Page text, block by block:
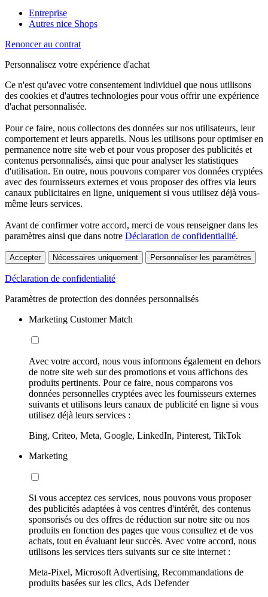
Entreprise
Autres nice Shops
Renoncer au contrat
Personnalisez votre expérience d'achat
Ce n'est qu'avec votre consentement individuel que nous utilisons
des cookies et d'autres technologies pour vous offrir une expérience
d'achat personnalisée.
Pour ce faire, nous collectons des données sur nos utilisateurs, leur
comportement et leurs appareils. Nous les utilisons pour optimiser en
permanence notre site web et pour vous proposer des publicités et
contenus personnalisés, ainsi que pour analyser les statistiques
d'utilisation. En outre, nous pouvons comparer vos données cryptées
avec des fournisseurs externes et vous proposer des offres via leurs
canaux publicitaires en ligne, uniquement si vous utilisez déjà vous-
même leurs services.
Avant de confirmer votre accord, merci de vous renseigner dans les
paramètres ainsi que dans notre Déclaration de confidentialité.
Accepter Nécessaires uniquement Personnaliser les paramètres
Déclaration de confidentialité
Paramètres de protection des données personnalisés
Marketing Customer Match
Avec votre accord, nous vous informons également en dehors
de notre site web sur des promotions et vous affichons des
produits pertinents. Pour ce faire, nous comparons vos
données personnelles cryptées avec les fournisseurs externes
suivants et utilisons leurs canaux de publicité en ligne si vous
utilisez déjà leurs services :
Bing, Criteo, Meta, Google, LinkedIn, Pinterest, TikTok
Marketing
Si vous acceptez ces services, nous pouvons vous proposer
des publicités adaptées à vos centres d'intérêt, des contenus
sponsorisés ou des offres de réduction sur notre site ou nos
produits en fonction des pages que vous consultez et de vos
achats, tout en évaluant leur succès. Avec votre accord, nous
utilisons les services tiers suivants sur ce site internet :
Meta-Pixel, Microsoft Advertising, Recommandations de
produits basées sur les clics, Ads Defender